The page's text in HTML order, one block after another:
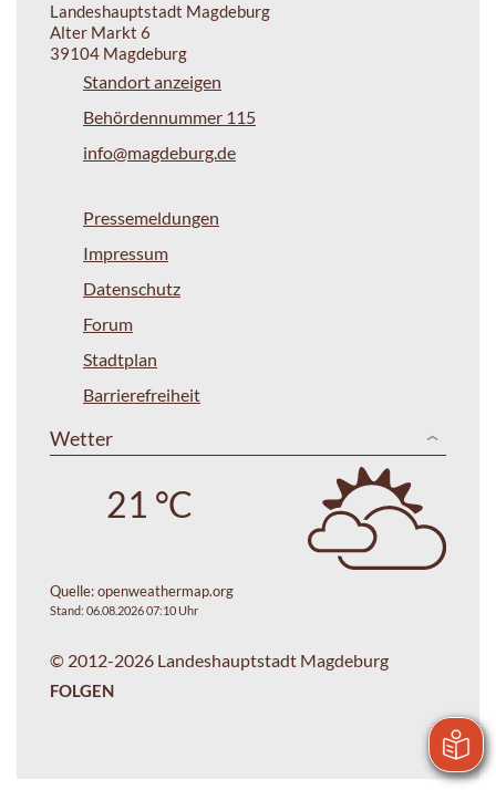
Landeshauptstadt Magdeburg
Alter Markt 6
39104 Magdeburg
Standort anzeigen
Behördennummer 115
info@magdeburg.de
Pressemeldungen
Impressum
Datenschutz
Forum
Stadtplan
Barrierefreiheit
Wetter
21 °C
Quelle:openweathermap.org
Stand: 06.08.2026 07:10 Uhr
© 2012-2026 Landeshauptstadt Magdeburg
FOLGEN